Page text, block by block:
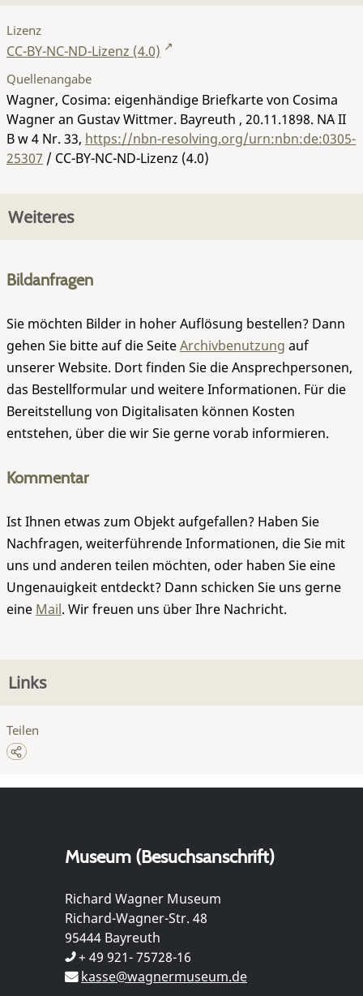
Lizenz
CC-BY-NC-ND-Lizenz (4.0)
Quellenangabe
Wagner, Cosima: eigenhändige Briefkarte von Cosima
Wagner an Gustav Wittmer. Bayreuth , 20.11.1898. NA II
B w 4 Nr. 33, https://nbn-resolving.org/urn:nbn:de:0305-
25307 / CC-BY-NC-ND-Lizenz (4.0)
Weiteres
Bildanfragen
Sie möchten Bilder in hoher Auflösung bestellen? Dann
gehen Sie bitte auf die SeiteArchivbenutzung auf
unserer Website. Dort finden Sie die Ansprechpersonen,
das Bestellformular und weitere Informationen. Für die
Bereitstellung von Digitalisaten können Kosten
entstehen, über die wir Sie gerne vorab informieren.
Kommentar
Ist Ihnen etwas zum Objekt aufgefallen? Haben Sie
Nachfragen, weiterführende Informationen, die Sie mit
uns und anderen teilen möchten, oder haben Sie eine
Ungenauigkeit entdeckt? Dann schicken Sie uns gerne
eine Mail. Wir freuen uns über Ihre Nachricht.
Links
Teilen
Museum (Besuchsanschrift)
Richard Wagner Museum
Richard-Wagner-Str. 48
95444 Bayreuth
+ 49 921- 75728-16
kasse@wagnermuseum.de